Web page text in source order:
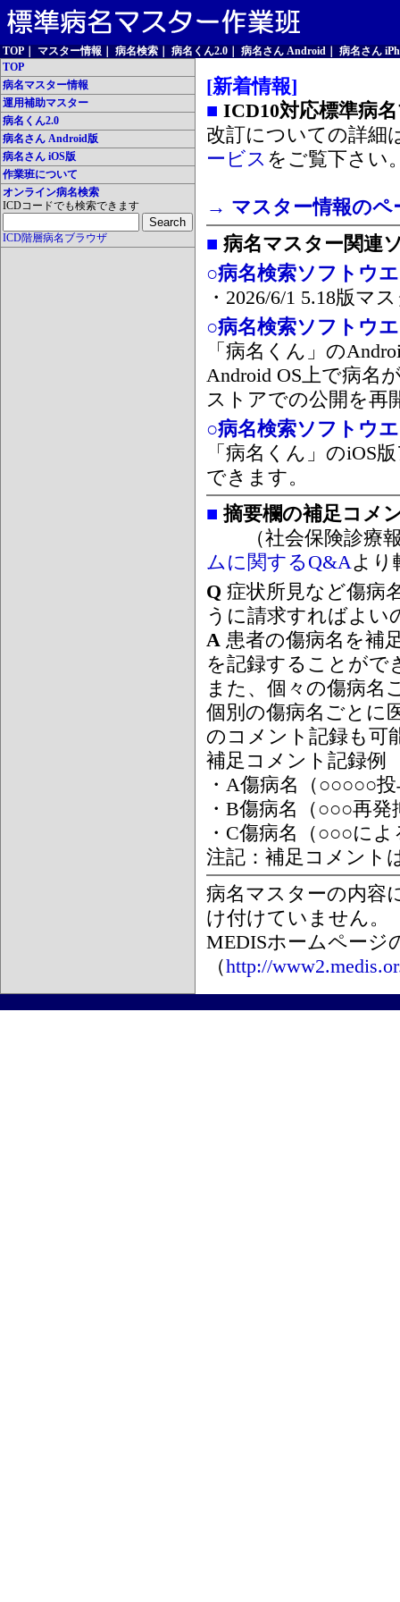
TOP マスター情報 病名検索 病名くん2.0 病名さん Android
病名さん
TOP
病名マスター情報
運用補助マスター
病名くん2.0
病名さん Android版
病名さん iOS版
作業班について
オンライン病名検索
ICDコードでも検索できます
ICD階層病名ブラウザ
[新着情報]
■ ICD10対応標準病
改訂についての詳細
ービス をご覧下さい
→ マスター情報のペ
■ 病名マスター関連
○病名検索ソフトウ
・2026/6/1 5.18版マ
○病名検索ソフトウ
「病名くん」の
Android OS上で病名
ストアでの公開を再
○病名検索ソフトウ
「病名くん」のiOS
できます。
■ 摘要欄の補足コメ
（社会保険診療報
ムに関するQ&Aより
Q 症状所見など傷病
うに請求すればよい
A 患者の傷病名を補
を記録することがで
また、個々の傷病名
個別の傷病名ごとに
のコメント記録も可
補足コメント記録例
・A傷病名（○○○○○
・B傷病名（○○○再
・C傷病名（○○○に
注記：補足コメント
病名マスターの内容
け付けていません。
MEDISホームページ
（http://